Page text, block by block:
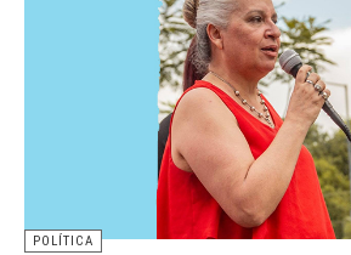
POLÍTICA